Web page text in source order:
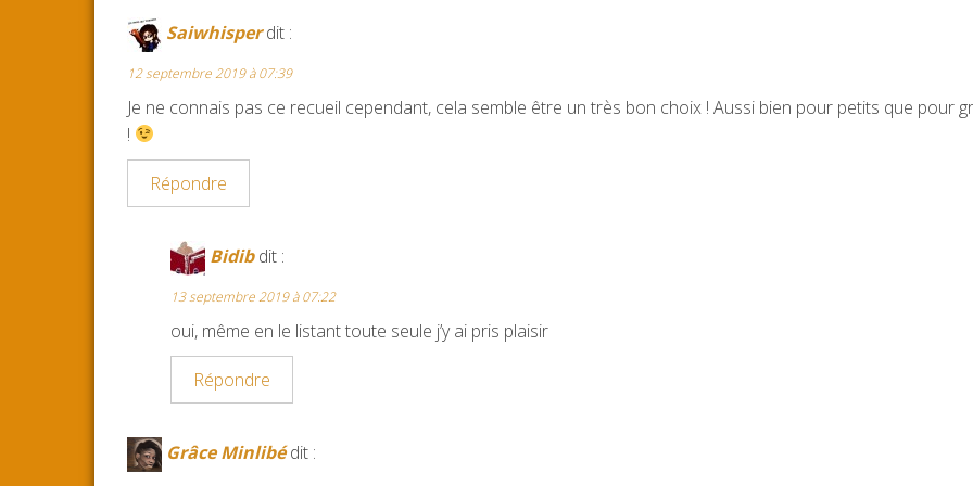
o
k
r
t
Saiwhisper dit :
12 septembre 2019 à 07:39
Je ne connais pas ce recueil cependant, cela semble être un très bon choix ! Aussi bien pour petits que pour
!
Répondre
Bidib dit :
13 septembre 2019 à 07:22
oui, même en le listant toute seule j’y ai pris plaisir
Répondre
Grâce Minlibé dit :